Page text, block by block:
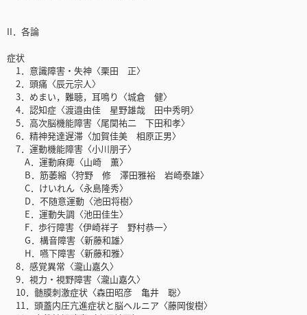
II．各論
症状
1．意識障害・失神〈栗田 正〉
2．頭痛〈辰元宗人〉
3．めまい，難聴，耳鳴り〈城倉 健〉
4．認知症〈渡邉由佳 星野雄哉 田中秀明〉
5．高次脳機能障害〈尾関祐二 下田和孝〉
6．精神発達遅滞〈加賀佳美 相原正男〉
7．運動機能障害〈小川朋子〉
A．運動麻痺〈山崎 薫〉
B．筋萎縮〈狩野 修 澤田雅裕 岩崎泰雄〉
C．けいれん〈永島隆秀〉
D．不随意運動〈池田将樹〉
E．運動失調〈池田佳生〉
F．歩行障害〈伊崎祥子 野村恭一〉
G．構音障害〈新藤和雄〉
H．嚥下障害〈新藤和雅〉
8．感覚異常〈瀧山嘉久〉
9．視力・視野障害〈瀧山嘉久〉
10．髄膜刺激症状〈森田昭彦 亀井 聡〉
11．頭蓋内圧亢進症状と脳ヘルニア〈藤岡俊樹〉